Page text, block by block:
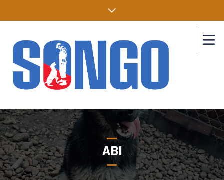
ABI